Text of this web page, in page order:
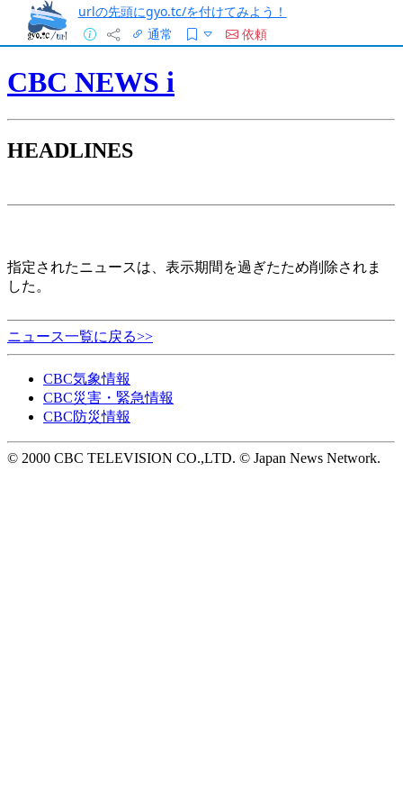
urlの先頭にgyo.tc/を付けてみよう！
通常
依頼